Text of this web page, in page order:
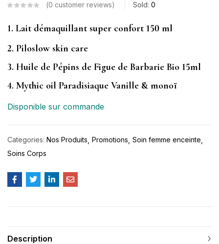
0 customer reviews Sold: 0
1. Lait démaquillant super confort 150 ml
2. Piloslow skin care
3. Huile de Pépins de Figue de Barbarie Bio 15ml
4. Mythic oil Paradisiaque Vanille & monoï
Disponible sur commande
Categories: Nos Produits Promotions Soin femme enceinte
Soins Corps
Description